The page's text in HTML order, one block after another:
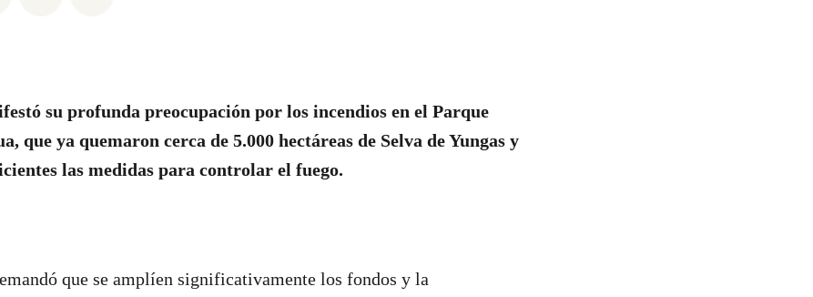
su profunda preocupación por los incendios en el Parque
que ya quemaron cerca de 5.000 hectáreas de Selva de Yungas y
las medidas para controlar el fuego.
que se amplíen significativamente los fondos y la